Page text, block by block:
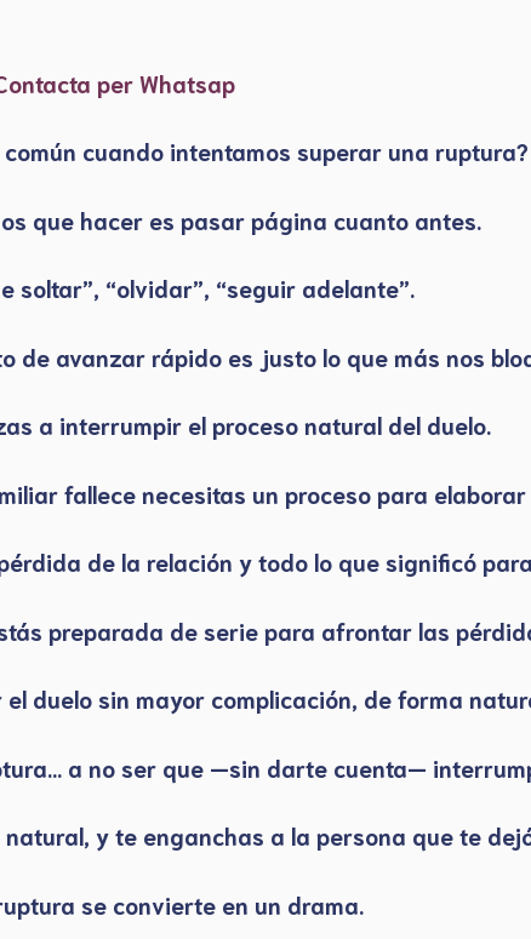
per Whatsap
cuando intentamos superar una ruptura?
que hacer es pasar página cuanto antes.
soltar”, “olvidar”, “seguir adelante”.
de avanzar rápido es justo lo que más nos
a interrumpir el proceso natural del duelo.
fallece necesitas un proceso para
de la relación y todo lo que significó
preparada de serie para afrontar las
duelo sin mayor complicación, de forma
a no ser que —sin darte cuenta—
y te enganchas a la persona que te
se convierte en un drama.